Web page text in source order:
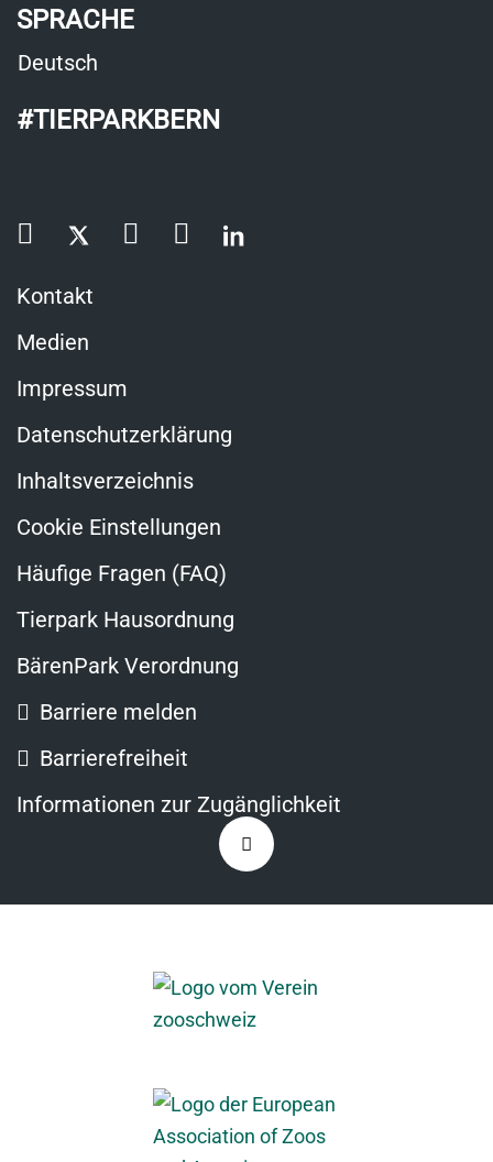
SPRACHE
Deutsch
#TIERPARKBERN
Kontakt
Medien
Impressum
Datenschutzerklärung
Inhaltsverzeichnis
Cookie Einstellungen
Häufige Fragen (FAQ)
Tierpark Hausordnung
BärenPark Verordnung
Barriere melden
Barrierefreiheit
Informationen zur Zugänglichkeit
Zurück